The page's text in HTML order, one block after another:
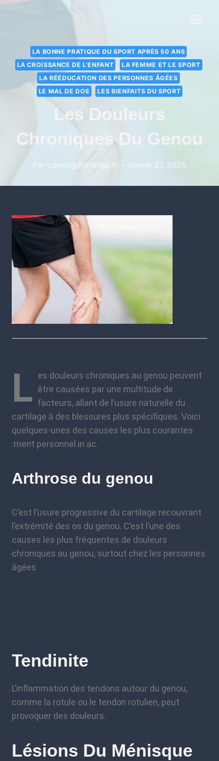
LA BONNE PRATIQUE DU SPORT APRÈS 50 ANS
LA CROISSANCE DE L'ENFANT
LA FEMME ET LE SPORT
LA RÉÉDUCATION DES PERSONNES ÂGÉES
LE MAL DE DOS
LES BIENFAITS DU SPORT
Les Douleurs
Chroniques Du Genou
Par cdelong@orange.fr janvier 21, 2025
L es douleurs chroniques au genou peuvent
être causées par une multitude de
facteurs, allant de l’usure naturelle du
cartilage à des blessures plus spécifiques. Voici
quelques-unes des causes les plus courantes
:ment personnel.in ac.
Arthrose du genou
C’est l’usure progressive du cartilage recouvrant
l’extrémité des os du genou. C’est l’une des
causes les plus fréquentes de douleurs
chroniques au genou, surtout chez les personnes
âgées
Tendinite
L’inflammation des tendons autour du genou,
comme la rotule ou le tendon rotulien, peut
provoquer des douleurs.
Lésions Du MénisquE